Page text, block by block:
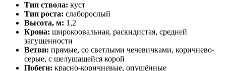
Тип ствола: куст
Тип роста: слаборослый
Высота, м: 1,2
Крона: широкоовальная, раскидистая, средней
загущенности
Ветви: прямые, со светлыми чечевичками, коричнево-
серые, с шелушащейся корой
Побеги: красно-коричневые, опушённые